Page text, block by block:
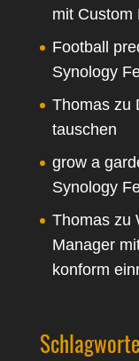
mit Custom
Football
Synology
Thomaszu
tauschen
grow a
Synology
Thomaszu
Manager
konform
Schlagworte